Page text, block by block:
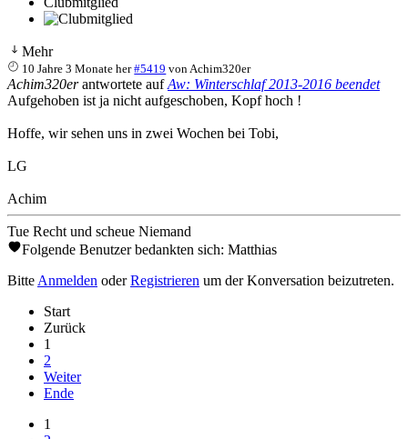
Mehr
10 Jahre 3 Monate her #5419 von Achim320er
Achim320erantwortete aufAw: Winterschlaf 2013-2016 beendet
Aufgehoben ist ja nicht aufgeschoben, Kopf hoch !
Hoffe, wir sehen uns in zwei Wochen bei Tobi,
LG
Achim
Tue Recht und scheue Niemand
Folgende Benutzer bedankten sich: Matthias
Bitte Anmelden oderRegistrieren um der Konversation beizutreten.
Start
Zurück
1
2
Weiter
Ende
1